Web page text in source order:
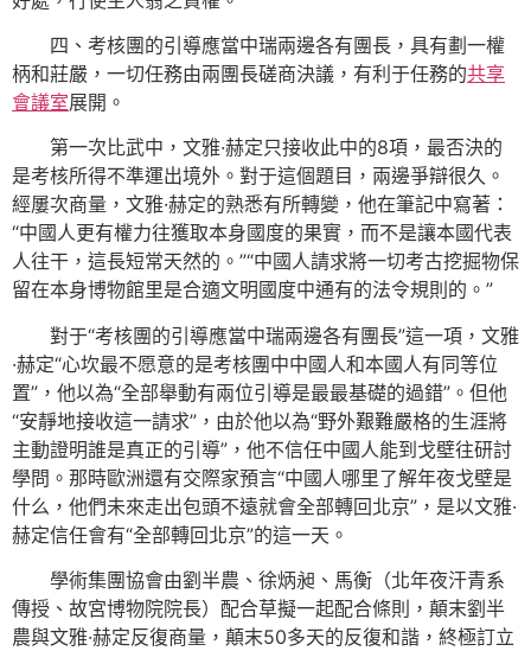
四、考核團的引導應當中瑞兩邊各有團長，具有劃一權
柄和莊嚴，一切任務由兩團長磋商決議，有利于任務的共享
會議室展開。
第一次比武中，文雅·赫定只接收此中的8項，最否決的
是考核所得不準運出境外。對于這個題目，兩邊爭辯很久。
經屢次商量，文雅·赫定的熟悉有所轉變，他在筆記中寫著：
“中國人更有權力往獲取本身國度的果實，而不是讓本國代表
人往干，這長短常天然的。”“中國人請求將一切考古挖掘物保
留在本身博物館里是合適文明國度中通有的法令規則的。”
對于“考核團的引導應當中瑞兩邊各有團長”這一項，文雅
·赫定“心坎最不愿意的是考核團中中國人和本國人有同等位
置”，他以為“全部舉動有兩位引導是最最基礎的過錯”。但他
“安靜地接收這一請求”，由於他以為“野外艱難嚴格的生涯將
主動證明誰是真正的引導”，他不信任中國人能到戈壁往研討
學問。那時歐洲還有交際家預言“中國人哪里了解年夜戈壁是
什么，他們未來走出包頭不遠就會全部轉回北京”，是以文雅·
赫定信任會有“全部轉回北京”的這一天。
學術集團協會由劉半農、徐炳昶、馬衡（北年夜汗青系
傳授、故宮博物院院長）配合草擬一起配合條則，顛末劉半
農與文雅·赫定反復商量，顛末50多天的反復和諧，終極訂立